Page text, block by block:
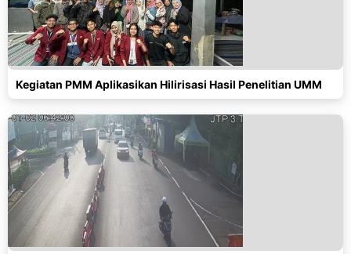
Kegiatan PMM Aplikasikan Hilirisasi Hasil Penelitian UMM